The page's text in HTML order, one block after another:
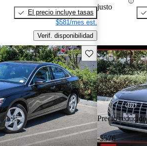
El precio incluye tasas
$581/mes est.
Verif. disponibilidad
justo
Guarda este Aviso
Precio reducido
-$576